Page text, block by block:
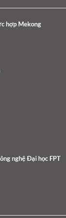
hợp Mekong
nghệ Đại học FPT